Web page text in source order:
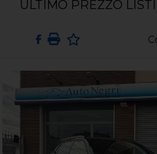
ULTIMO PREZZO